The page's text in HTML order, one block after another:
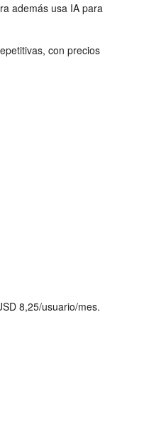
además usa IA para
con precios
8,25/usuario/mes.